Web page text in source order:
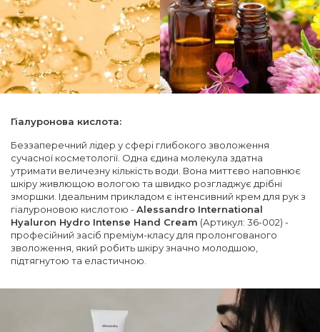
Гіалуронова кислота:
Беззаперечний лідер у сфері глибокого зволоження
сучасної косметології. Одна єдина молекула здатна
утримати величезну кількість води. Вона миттєво наповнює
шкіру живлющою вологою та швидко розгладжує дрібні
зморшки. Ідеальним прикладом є інтенсивний крем для рук з
гіалуроновою кислотою -Alessandro International
Hyaluron Hydro Intense Hand Cream (Артикул: 36-002) -
професійний засіб преміум-класу для пролонгованого
зволоження, який робить шкіру значно молодшою,
підтягнутою та еластичною.